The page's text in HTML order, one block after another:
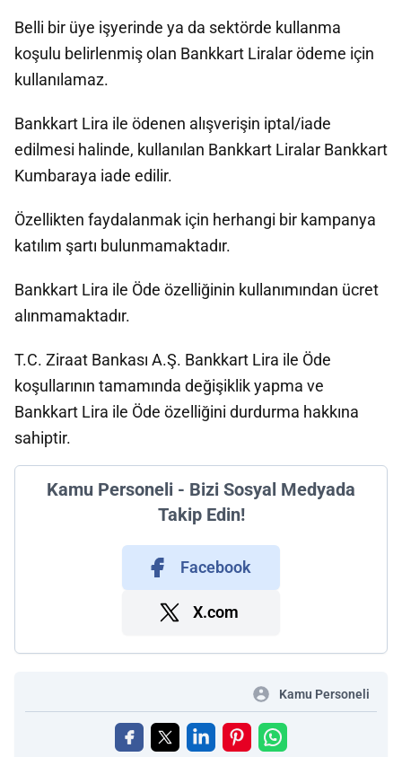
Belli bir üye işyerinde ya da sektörde kullanma
koşulu belirlenmiş olan Bankkart Liralar ödeme için
kullanılamaz.
Bankkart Lira ile ödenen alışverişin iptal/iade
edilmesi halinde, kullanılan Bankkart Liralar Bankkart
Kumbaraya iade edilir.
Özellikten faydalanmak için herhangi bir kampanya
katılım şartı bulunmamaktadır.
Bankkart Lira ile Öde özelliğinin kullanımından ücret
alınmamaktadır.
T.C. Ziraat Bankası A.Ş. Bankkart Lira ile Öde
koşullarının tamamında değişiklik yapma ve
Bankkart Lira ile Öde özelliğini durdurma hakkına
sahiptir.
Kamu Personeli - Bizi Sosyal Medyada
Takip Edin!
Facebook
X.com
Kamu Personeli